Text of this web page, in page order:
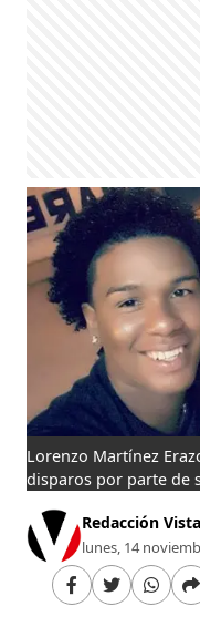
Lorenzo Martínez
disparos por parte de
Redacción
lunes, 14